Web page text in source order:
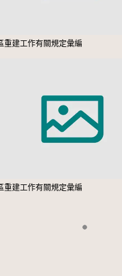
重建工作有關規定彙編
重建工作有關規定彙編